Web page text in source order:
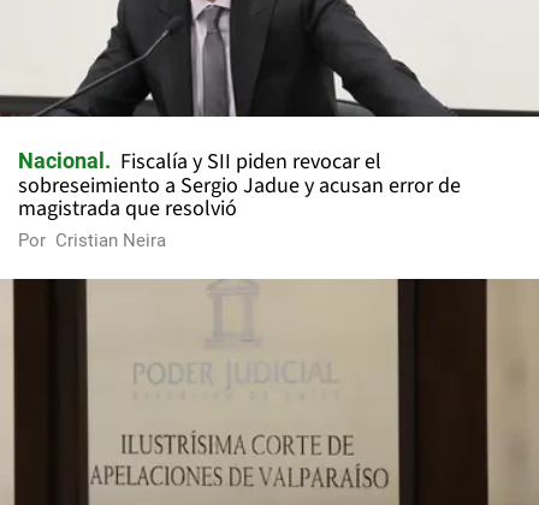
Nacional
Fiscalía y SII piden revocar el
sobreseimiento a Sergio Jadue y acusan error de
magistrada que resolvió
Por Cristian Neira